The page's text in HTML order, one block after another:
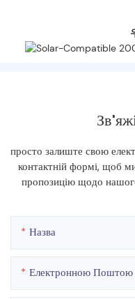
просто залиште свою
контактній формі, щоб
пропозицію щодо
Назва
Електронною Поштою